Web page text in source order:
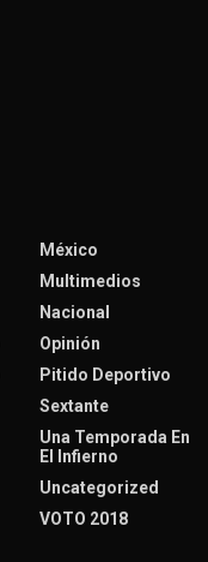
México
Multimedios
Nacional
Opinión
Pitido Deportivo
Sextante
Una Temporada En
El Infierno
Uncategorized
VOTO 2018